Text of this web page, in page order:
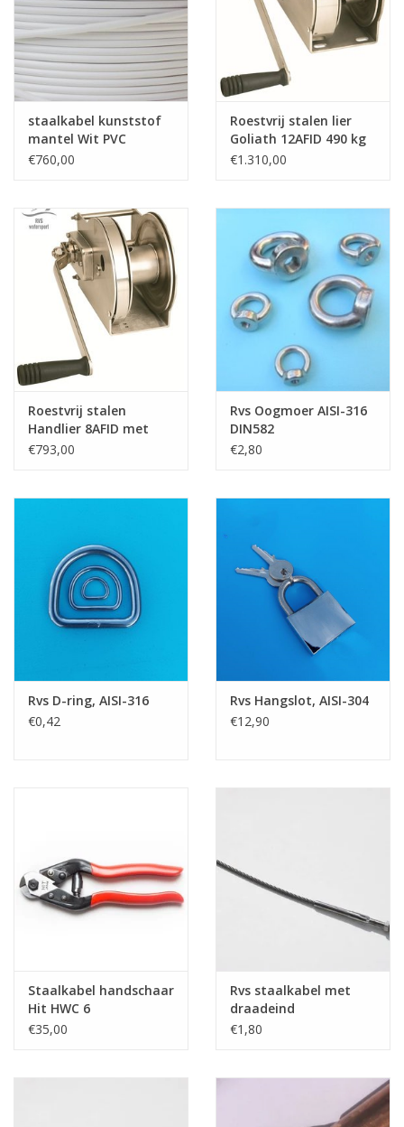
staalkabel kunststof
mantel Wit PVC
omspoten 7x7 1000
€760,00
Roestvrij stalen lier
Goliath 12AFID 490 kg
hijsen max,
€1.310,00
Roestvrij stalen
Handlier 8AFID met
kap 270 kg hijsen
€793,00
Rvs Oogmoer AISI-316
DIN582
€2,80
Rvs D-ring, AISI-316
€0,42
Rvs Hangslot, AISI-304
€12,90
Staalkabel handschaar
Hit HWC 6
€35,00
Rvs staalkabel met
draadeind
€1,80